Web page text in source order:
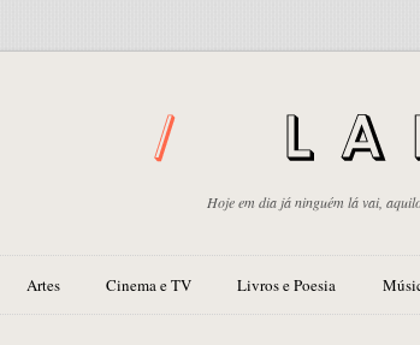
Hoje em dia já ninguém lá vai,
Artes Cinema e TV Livros e Poesia